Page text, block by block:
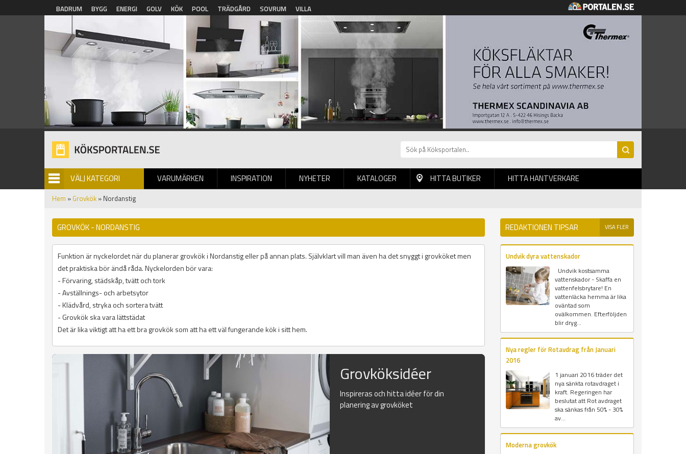
Hoppa till huvudinnehåll
BADRUM BYGG ENERGI GOLV KÖK POOL TRÄDGÅRD SOVRUM VILLA
VÄLJ KATEGORI VARUMÄRKEN INSPIRATION NYHETER
BILDGALLERI KATALOGER HITTA BUTIKER HITTA HANTVERKARE
Hem » Grovkök » Nordanstig
GROVKÖK - NORDANSTIG
Funktion är nyckelordet när du planerar grovkök i Nordanstig eller på annan plats. Självklart vill man även ha det snyggt i grovköket men
det praktiska bör ändå råda. Nyckelorden bör vara:
- Förvaring, städskåp, tvätt och tork
- Avställnings- och arbetsytor
- Klädvård, stryka och sortera tvätt
- Grovkök ska vara lättstädat
Det är lika viktigt att ha ett bra grovkök som att ha ett väl fungerande kök i sitt hem.
Grovköksidéer
Inspireras och hitta idéer för din
planering av grovköket
REDAKTIONEN TIPSAR VISA FLER
Undvik dyra vattenskador
Undvik kostsamma
vattenskador - Skaffa en
vattenfelsbrytare! En
vattenläcka hemma är lika
oväntad som
ovälkommen. Efterföljden
blir dryg...
Nya regler för Rotavdrag från Januari
2016
1 januari 2016 träder det
nya sänkta rotavdraget i
kraft. Regeringen har
beslutat att Rot avdraget
ska sänkas från 50% - 30%
av...
Moderna grovkök